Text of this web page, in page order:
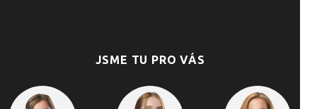
JSME TU PRO VÁS